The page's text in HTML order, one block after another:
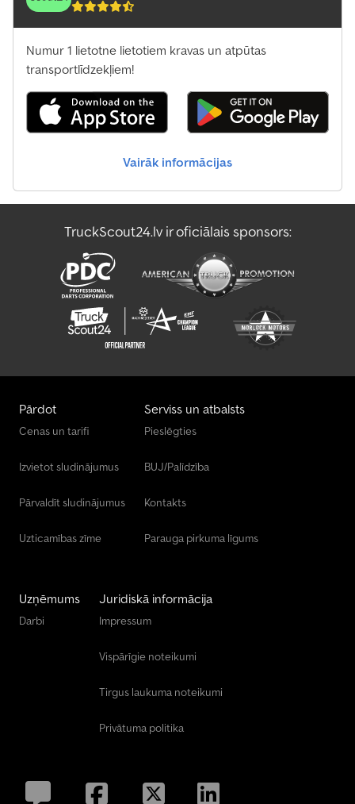
Numur 1 lietotne lietotiem kravas un atpūtas
transportlīdzekļiem!
Vairāk informācijas
TruckScout24.lv ir oficiālais sponsors:
Pārdot
Cenas un tarifi
Izvietot sludinājumus
Pārvaldīt sludinājumus
Uzticamības zīme
Serviss un atbalsts
Pieslēgties
BUJ/Palīdzība
Kontakts
Parauga pirkuma līgums
Uzņēmums
Darbi
Juridiskā informācija
Impressum
Vispārīgie noteikumi
Tirgus laukuma noteikumi
Privātuma politika